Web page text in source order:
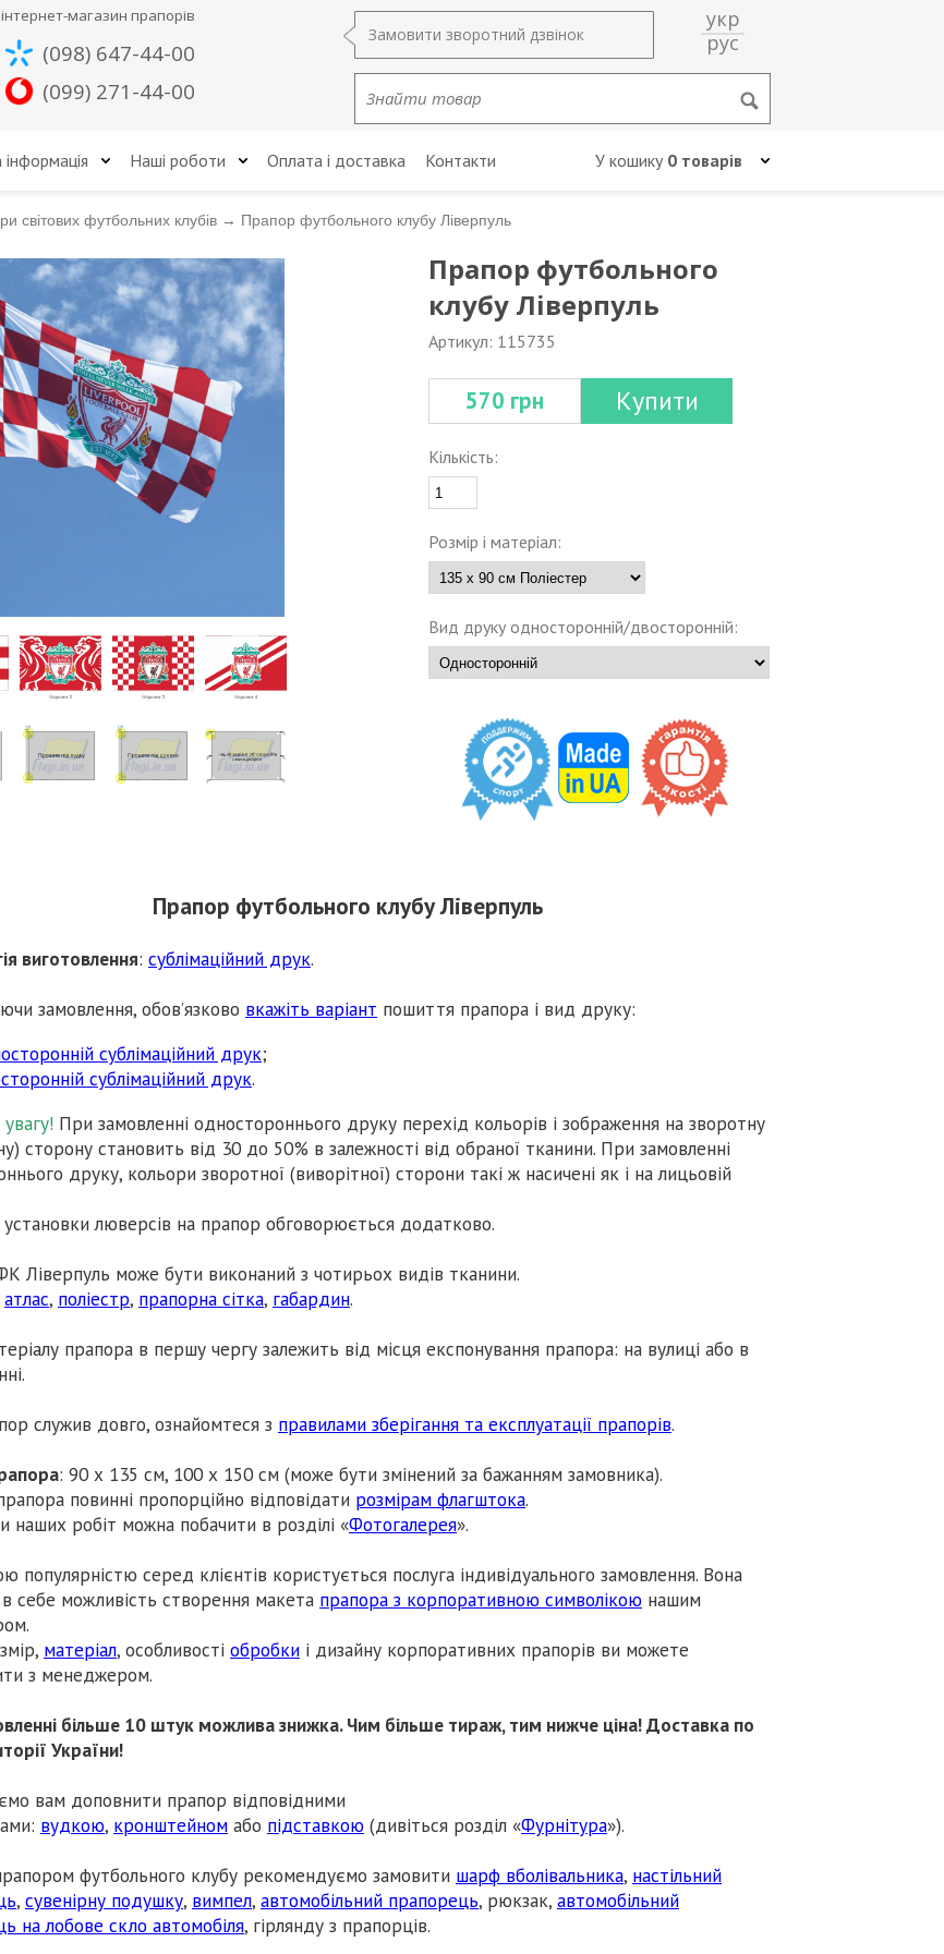
інтернет-магазин прапорів
(098) 647-44-00
(099) 271-44-00
Замовити зворотний дзвінок
укр
рус
Наші роботи Оплата і доставка Контакти У кошику 0 товарів
світових футбольних клубів → Прапор футбольного клубу Ліверпуль
Прапор футбольного
клубу Ліверпуль
Артикул: 115735
570 грн Купити
Кількість:
Розмір і матеріал:
Вид друку односторонній/двосторонній:
Прапор футбольного клубу Ліверпуль
виготовлення: сублімаційний друк.
замовлення, обов’язково вкажіть варіант пошиття прапора і вид друку:
сублімаційний друк;
сублімаційний друк.
При замовленні одностороннього друку перехід кольорів і зображення на зворотну
сторону становить від 30 до 50% в залежності від обраної тканини. При замовленні
друку, кольори зворотної (виворітної) сторони такі ж насичені як і на лицьовій
установки люверсів на прапор обговорюється додатково.
Ліверпуль може бути виконаний з чотирьох видів тканини.
атлас, поліестр, прапорна сітка, габардин.
прапора в першу чергу залежить від місця експонування прапора: на вулиці або в
служив довго, ознайомтеся з правилами зберігання та експлуатації прапорів.
: 90 х 135 см, 100 х 150 см (може бути змінений за бажанням замовника).
повинні пропорційно відповідати розмірам флагштока.
наших робіт можна побачити в розділі «Фотогалерея».
популярністю серед клієнтів користується послуга індивідуального замовлення. Вона
себе можливість створення макета прапора з корпоративною символікою нашим
матеріал, особливості обробки і дизайну корпоративних прапорів ви можете
з менеджером.
більше 10 штук можлива знижка. Чим більше тираж, тим нижче ціна! Доставка по
України!
вам доповнити прапор відповідними
вудкою, кронштейном або підставкою (дивіться розділ «Фурнітура»).
футбольного клубу рекомендуємо замовити шарф вболівальника, настільний
, сувенірну подушку, вимпел, автомобільний прапорець, рюкзак, автомобільний
на лобове скло автомобіля, гірлянду з прапорців.